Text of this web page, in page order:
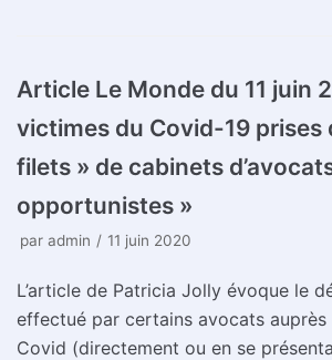
Article Le Monde du 11 juin
victimes du Covid-19 prises
filets » de cabinets
opportunistes »
par admin 11 juin 2020
L’article de Patricia Jolly évoque le
effectué par certains avocats
Covid (directement ou en se